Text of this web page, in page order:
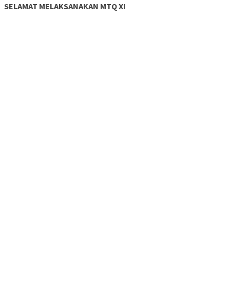
SELAMAT MELAKSANAKAN MTQ XI